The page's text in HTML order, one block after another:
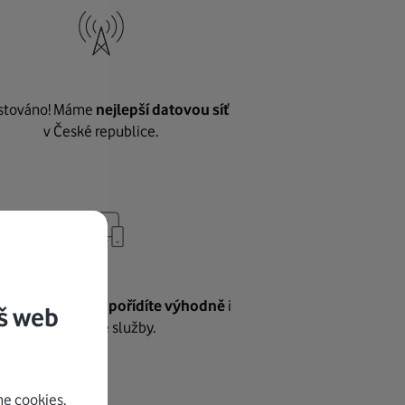
Máme nejlepší datovou síť
v České republice.
internetu pořídíte výhodněi
další naše služby.
web
cookies.